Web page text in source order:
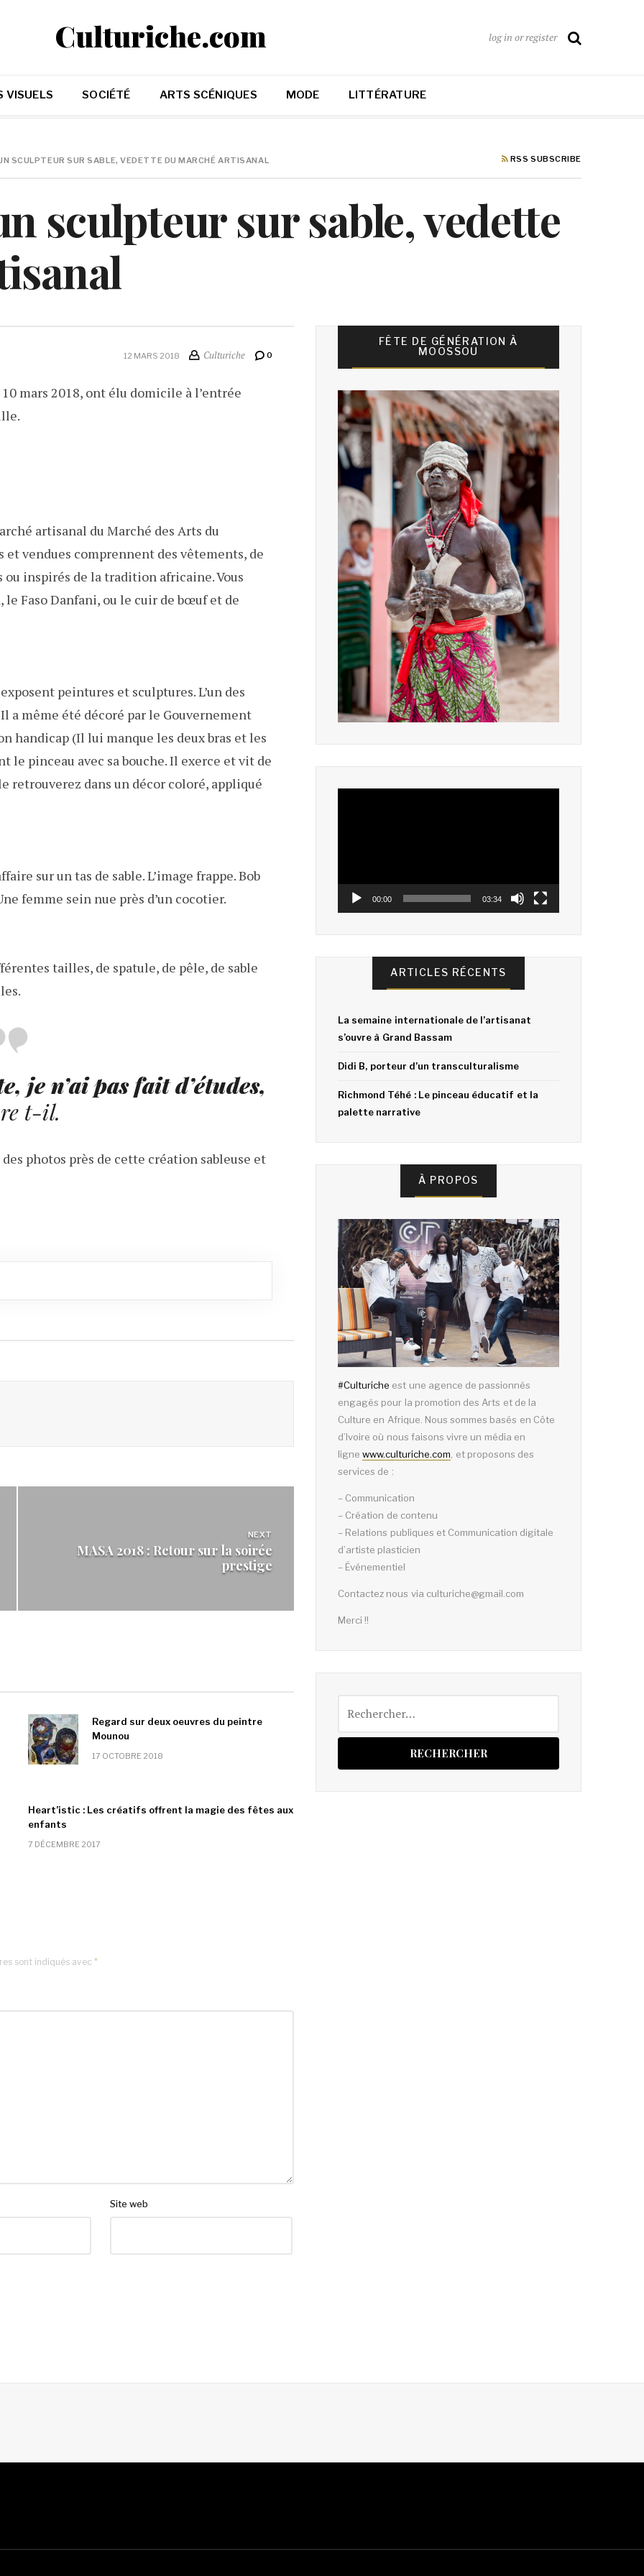
Culturiche.com log in or register
VISUELS SOCIÉTÉ ARTS SCÉNIQUES MODE LITTÉRATURE
SCULPTEUR SUR SABLE, VEDETTE DU MARCHÉ ARTISANAL RSS SUBSCRIBE
sculpteur sur sable, vedette
12 MARS 2018 Culturiche 0
mars 2018, ont élu domicile à l’entrée
artisanal du Marché des Arts du
et vendues comprennent des vêtements, de
inspirés de la tradition africaine. Vous
Faso Danfani, ou le cuir de bœuf et de
peintures et sculptures. L’un des
a même été décoré par le Gouvernement
handicap (Il lui manque les deux bras et les
le pinceau avec sa bouche. Il exerce et vit de
retrouverez dans un décor coloré, appliqué
sur un tas de sable. L’image frappe. Bob
femme sein nue près d’un cocotier.
tailles, de spatule, de pêle, de sable
je n’ai pas fait d’études,
t-il.
photos près de cette création sableuse et
NEXT
MASA 2018 : Retour sur la soirée
prestige
Regard sur deux oeuvres du peintre
Mounou
17 OCTOBRE 2018
Heart’istic : Les créatifs offrent la magie des fêtes aux
enfants
7 DÉCEMBRE 2017
sont indiqués avec *
Site web
FÊTE DE GÉNÉRATION À
MOOSSOU
00:00 03:34
ARTICLES RÉCENTS
La semaine internationale de l’artisanat
s’ouvre à Grand Bassam
Didi B, porteur d’un transculturalisme
Richmond Téhé : Le pinceau éducatif et la
palette narrative
À PROPOS
#Culturiche est une agence de passionnés
engagés pour la promotion des Arts et de la
Culture en Afrique. Nous sommes basés en Côte
d’Ivoire où nous faisons vivre un média en
lignewww.culturiche.com , et proposons des
services de :
– Communication
– Création de contenu
– Relations publiques et Communication digitale
d’artiste plasticien
– Événementiel
Contactez nous via culturiche@gmail.com
Merci !!